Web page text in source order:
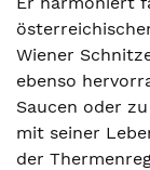
Wiener
ebenso
Saucen oder
mit seiner
der